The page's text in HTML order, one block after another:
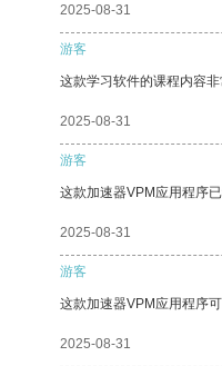
2025-08-31
游客
这款学习软件的课程内容
2025-08-31
游客
这款加速器VPM应用程序
2025-08-31
游客
这款加速器VPM应用程序
2025-08-31